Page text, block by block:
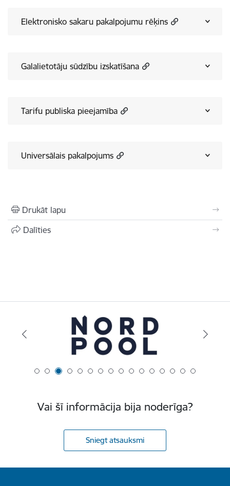
Elektronisko sakaru pakalpojumu rēķins
Galalietotāju sūdzību izskatīšana
Tarifu publiska pieejamība
Universālais pakalpojums
Drukāt lapu
Dalīties
Vai šī informācija bija noderīga?
Sniegt atsauksmi